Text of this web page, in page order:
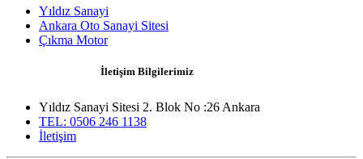
Yıldız Sanayi
Ankara Oto Sanayi Sitesi
Çıkma Motor
İletişim Bilgilerimiz
Yıldız Sanayi Sitesi 2. Blok No :26 Ankara
TEL: 0506 246 1138
İletişim